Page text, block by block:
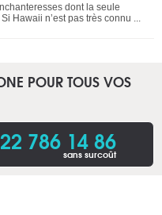
dont la seule
Hawaii n’est pas très connu ...
POUR TOUS VOS
786 14 86
sans surcoût